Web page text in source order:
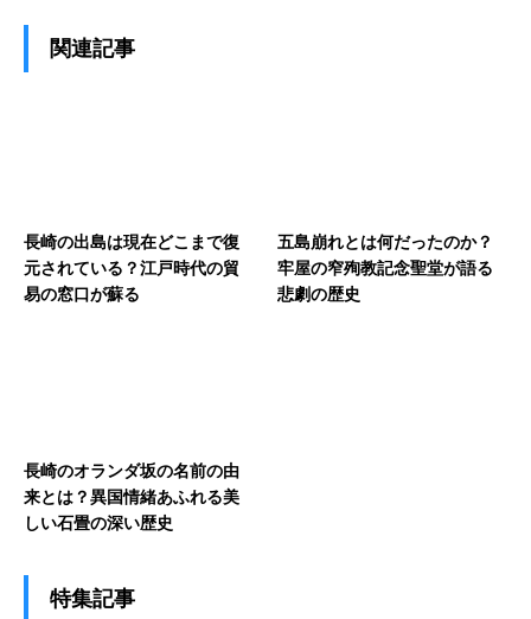
関連記事
長崎の出島は現在どこまで復
元されている？江戸時代の貿
易の窓口が蘇る
五島崩れとは何だったのか？
牢屋の窄殉教記念聖堂が語る
悲劇の歴史
長崎のオランダ坂の名前の由
来とは？異国情緒あふれる美
しい石畳の深い歴史
特集記事